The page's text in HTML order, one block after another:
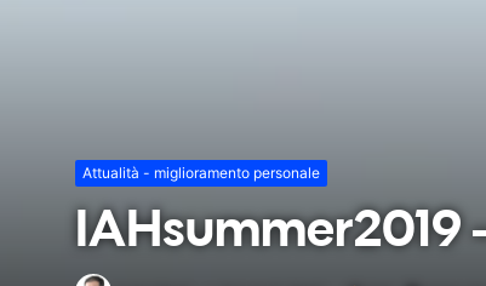
Attualità - miglioramento personale
IAHsummer2019